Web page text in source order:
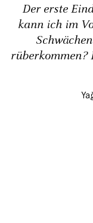
Der erste
kann ich im
rüberkommen?